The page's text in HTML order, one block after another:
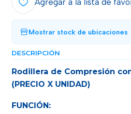
Agregar a la lista de
Mostrar stock de ubicaciones
DESCRIPCIÓN
Rodillera de Compresión
(PRECIO X UNIDAD)
FUNCIÓN: